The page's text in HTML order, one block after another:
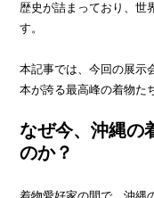
歴史が詰まっており、世
す。
本記事では、今回の展示
本が誇る最高峰の着物た
なぜ今、沖縄の
のか？